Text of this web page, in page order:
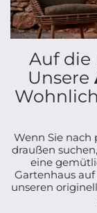
Auf die
Unsere
Wenn Sie nach
draußen
eine
Gartenhaus
unseren